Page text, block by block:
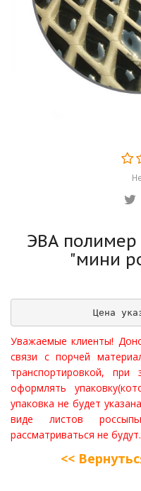
ЭВА
"мини
Цена
Уважаемые клиенты!
связи с порчей
транспортировкой,
оформлять
упаковка не будет
виде листов
рассматриваться не будут.
<<